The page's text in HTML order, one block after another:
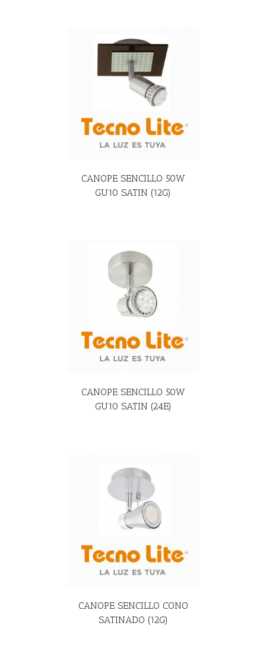
CANOPE SENCILLO 50W
GU10 SATIN (12G)
CANOPE SENCILLO 50W
GU10 SATIN (24E)
CANOPE SENCILLO CONO
SATINADO (12G)